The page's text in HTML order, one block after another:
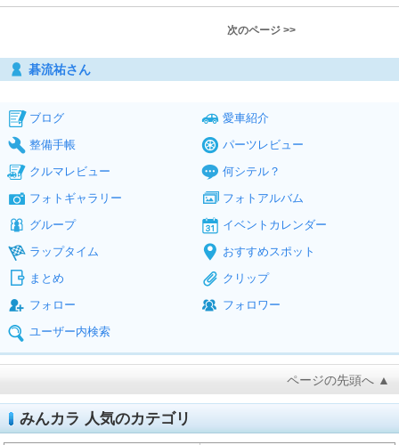
次のページ >>
碁流祐さん
ブログ
愛車紹介
整備手帳
パーツレビュー
クルマレビュー
何シテル？
フォトギャラリー
フォトアルバム
グループ
イベントカレンダー
ラップタイム
おすすめスポット
まとめ
クリップ
フォロー
フォロワー
ユーザー内検索
ページの先頭へ ▲
みんカラ 人気のカテゴリ